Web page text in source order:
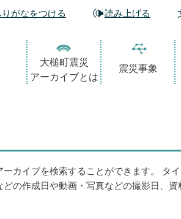
がなをつける 読み上げる
大槌町震災
アーカイブとは
震災事象
カイブを検索することができます。 タ
の作成日や動画・写真などの撮影日、